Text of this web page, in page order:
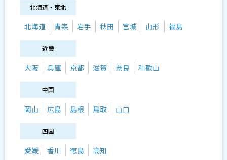
北海道・東北
北海道 青森 岩手 秋田 宮城 山形 福島
近畿
大阪 兵庫 京都 滋賀 奈良 和歌山
中国
岡山 広島 島根 鳥取 山口
四国
愛媛 香川 徳島 高知